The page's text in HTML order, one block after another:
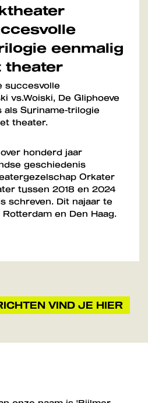
eenmalig
theater
succesvolle
vs.Woiski, De Gliphoeve
als Suriname-trilogie
theater.
honderd jaar
geschiedenis
Orkater
tussen 2018 en 2024
schreven. Dit najaar te
en Den Haag.
VIND JE HIER
Inzoomen